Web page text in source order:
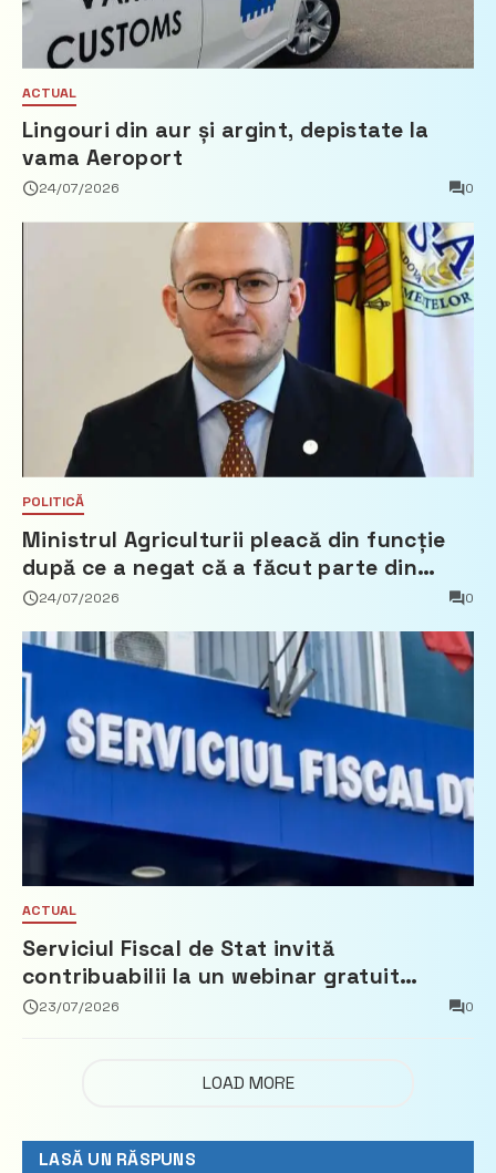
ACTUAL
Lingouri din aur și argint, depistate la
vama Aeroport
24/07/2026 0
POLITICĂ
Ministrul Agriculturii pleacă din funcție
după ce a negat că a făcut parte din
Partidul Democrat
24/07/2026 0
ACTUAL
Serviciul Fiscal de Stat invită
contribuabilii la un webinar gratuit
privind calculul impozitului pe bunurile
23/07/2026 0
LOAD MORE
LASĂ UN RĂSPUNS